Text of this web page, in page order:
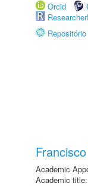
Orcid
Academic
Academic